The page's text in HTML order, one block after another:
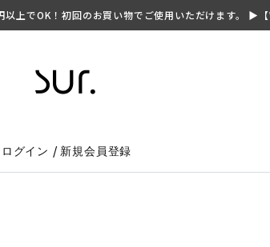
上でOK！初回のお買い物でご使用いただけます。 ▶【
ログイン / 新規会員登録